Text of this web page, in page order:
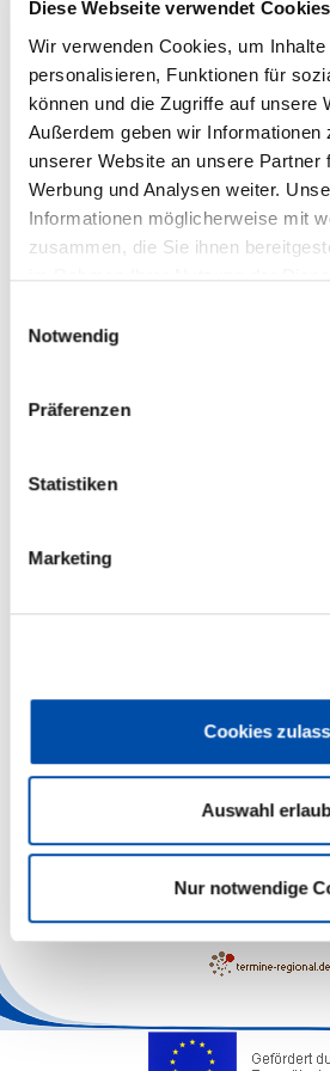
Diese Webseite verwendet Cookies
Wir verwenden Cookies, um
personalisieren, Funktionen für
können und die Zugriffe auf unsere
Außerdem geben wir Informationen
unserer Website an unsere Partner
Werbung und Analysen weiter.
Informationen möglicherweise mit
zusammen, die Sie ihnen
Notwendig
Präferenzen
Statistiken
Marketing
Cookies
Auswahl
Nur notwendige
Where exactly?
Category:
Veranstaltung , Gottesdienste
Source
Ev.-Luth. Kirchengemeinde
Finnische Allee 29
25551 Hohenlockstedt
Phone:+49 4826 3704524
+